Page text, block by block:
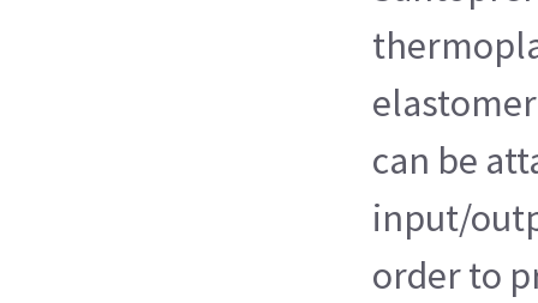
can be
input/
order to